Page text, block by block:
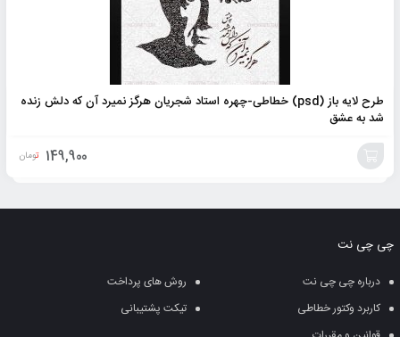
طرح لایه باز (psd) خطاطی-چهره استاد شجریان هرگز نمیرد آن که دلش زنده
شد به عشق
149,900 تومان
سبد
چی چی نت
درباره چی چی نت
روش های پرداخت
کاربرد وکتور خطاطی
تیکت پشتیبانی